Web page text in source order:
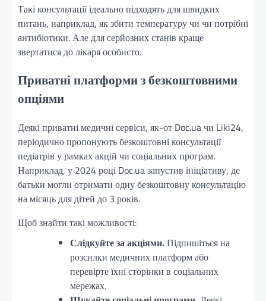
Такі консультації ідеально підходять для швидких
питань, наприклад, як збити температуру чи чи потрібні
антибіотики. Але для серйозних станів краще
звертатися до лікаря особисто.
Приватні платформи з безкоштовними
опціями
Деякі приватні медичні сервіси, як-от Doc.ua чи Liki24,
періодично пропонують безкоштовні консультації
педіатрів у рамках акцій чи соціальних програм.
Наприклад, у 2024 році Doc.ua запустив ініціативу, де
батьки могли отримати одну безкоштовну консультацію
на місяць для дітей до 3 років.
Щоб знайти такі можливості:
Слідкуйте за акціями.Підпишіться на
розсилки медичних платформ або
перевірте їхні сторінки в соціальних
мережах.